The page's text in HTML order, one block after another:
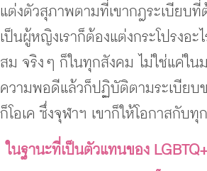
แต่งตัวสุภาพตามที่เขากฎระเบียบที่
เป็นผู้หญิงเราก็ต้องแต่งกระโปรงอะ
สม จริง ๆ ก็ในทุกสังคม ไม่ใช่แค่ใน
ความพอดีแล้วก็ปฏิบัติตามระเบียบข
ก็โอเค ซึ่งจุฬาฯ เขาก็ให้โอกาสกับ
ในฐานะที่เป็นตัวแทนของ